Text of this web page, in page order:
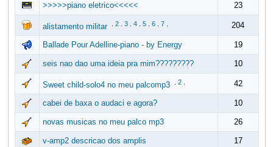
>>>>>piano eletrico<<<<< 23
alistamento militar 2. 3. 4. 5. 6. 7. 204
Ballade Pour Adelline-piano - by Energy 19
seis nao dao uma ideia pra mim????????? 10
Sweet child-solo4 no meu palcomp3 2. 42
cabei de baxa o audaci e agora? 10
novas musicas no meu palco mp3 26
v-amp2 descricao dos amplis 17